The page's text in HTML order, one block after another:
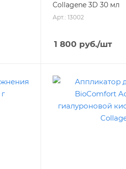
Collagene 3D 30 мл
Арт.: 13002
1 800 руб./шт